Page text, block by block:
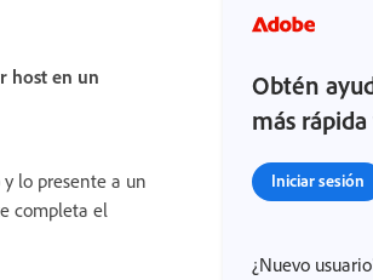
host en un
lo presente a un
completa el
Obtén
más
Iniciar sesión
¿Nuevo